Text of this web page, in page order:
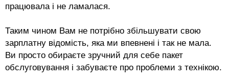
працювала і не ламалася.
Таким чином Вам не потрібно збільшувати свою
зарплатну відомість, яка ми впевнені і так не мала.
Ви просто обираєте зручний для себе пакет
обслуговування і забуваєте про проблеми з технікою.